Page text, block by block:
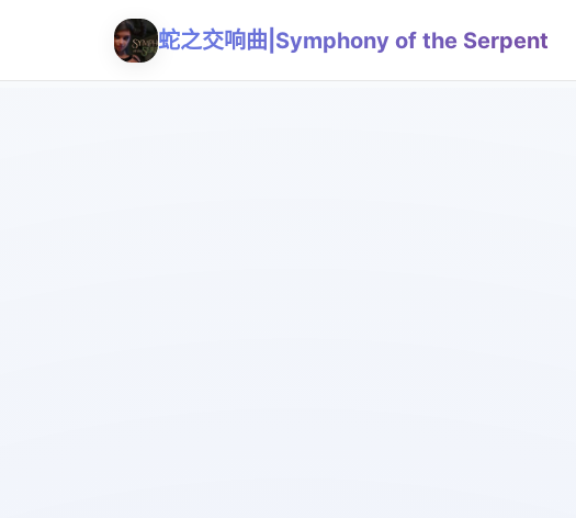
蛇之交响曲|Symphony of the Serpent